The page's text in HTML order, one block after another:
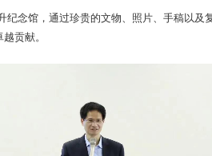
纪念馆，通过珍贵的文物、照片、手稿以及
贡献。